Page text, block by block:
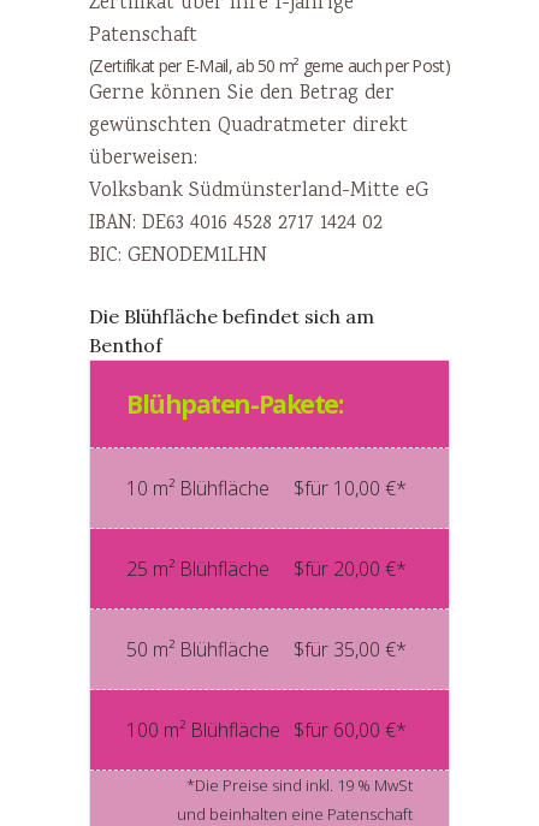
Patenschaft
(Zertifikat per E-Mail, ab 50 m² gerne auch per Post)
Gerne können Sie den Betrag der
gewünschten Quadratmeter direkt
überweisen:
Volksbank Südmünsterland-Mitte eG
IBAN: DE63 4016 4528 2717 1424 02
BIC: GENODEM1LHN
Die Blühfläche befindet sich am
Benthof
Blühpaten-Pakete:
10 m² Blühfläche $für 10,00 €*
25 m² Blühfläche $für 20,00 €*
50 m² Blühfläche $für 35,00 €*
100 m² Blühfläche $für 60,00 €*
*Die Preise sind inkl. 19 % MwSt
und beinhalten eine Patenschaft